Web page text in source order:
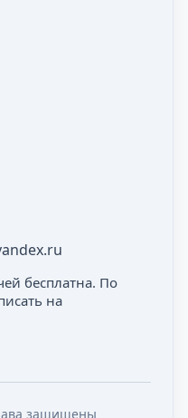
бесплатна. По
на
защищены